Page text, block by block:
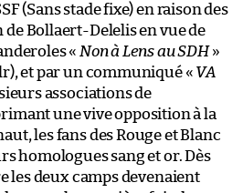
(Sans stade fixe) en raison des
Bollaert-Delelis en vue de
« Non à Lens au SDH»
et par un communiqué « VA
associations de
une vive opposition à la
les fans des Rouge et Blanc
homologues sang et or. Dès
les deux camps devenaient